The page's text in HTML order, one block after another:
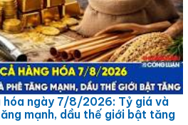
hóa ngày 7/8/2026: Tỷ giá và
mạnh, dầu thế giới bật tăng